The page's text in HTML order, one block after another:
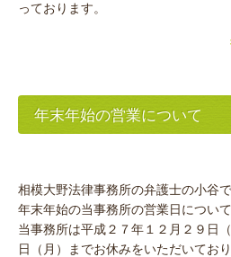
っております。
年末年始の営業について
相模大野法律事務所の弁護士の小谷で
年末年始の当事務所の営業日につい
当事務所は平成２７年１２月２９日
日（月）までお休みをいただいており